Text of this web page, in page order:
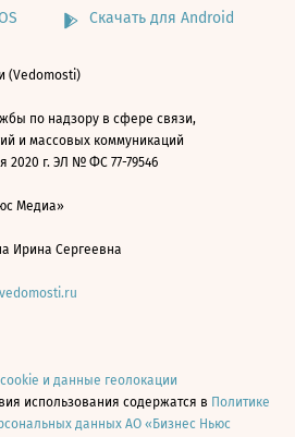
Скачать для Android
(Vedomosti)
по надзору в сфере связи,
и массовых коммуникаций
2020 г. ЭЛ № ФС 77-79546
Медиа»
Ирина Сергеевна
cookie и данные геолокации
использования содержатся в Политике
данных АО «Бизнес Ньюс